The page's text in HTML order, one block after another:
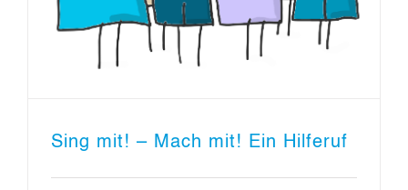
Sing mit! – Mach mit! Ein Hilferuf